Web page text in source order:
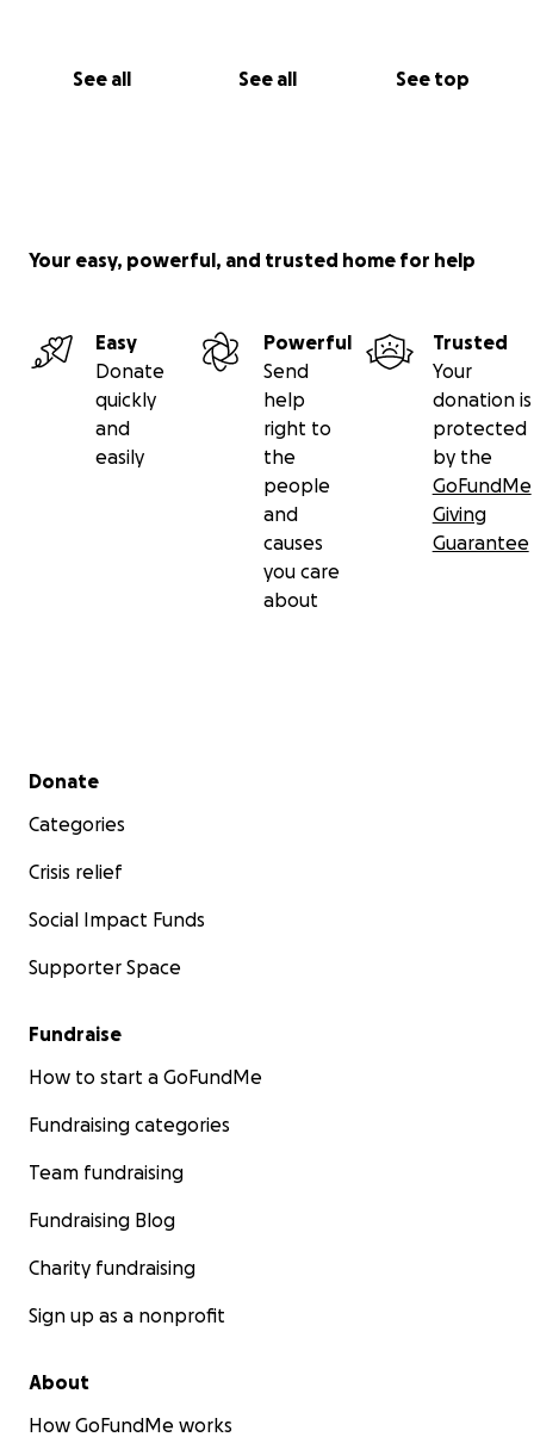
See all See all See top
Your easy, powerful, and trusted home for help
Easy
Donate
quickly
and
easily
Powerful
Send
help
right to
the
people
and
causes
you care
about
Trusted
Your
donation is
protected
by the
GoFundMe
Giving
Guarantee
Secondary menu
Donate
Categories
Crisis relief
Social Impact Funds
Supporter Space
Fundraise
How to start a GoFundMe
Fundraising categories
Team fundraising
Fundraising Blog
Charity fundraising
Sign up as a nonprofit
About
How GoFundMe works